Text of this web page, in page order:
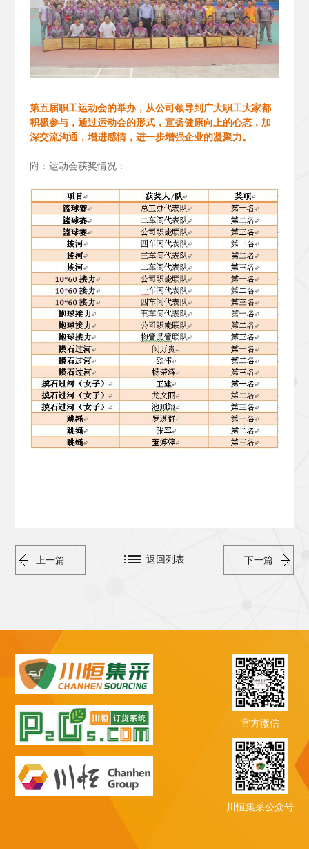
第五届职工运动会的举办，从公司领导到广大职工大家都
积极参与，通过运动会的形式，宣扬健康向上的心态，加
深交流沟通，增进感情，进一步增强企业的凝聚力。
附：运动会获奖情况：
上一篇 下一篇
返回列表
官方微信
川恒集采公众号